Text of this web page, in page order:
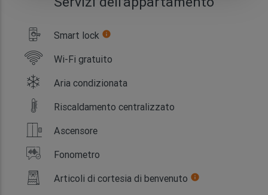
Smart lock info
Wi-Fi gratuito
Aria condizionata
Riscaldamento centralizzato
Ascensore
Fonometro
Articoli di cortesia di benvenuto info